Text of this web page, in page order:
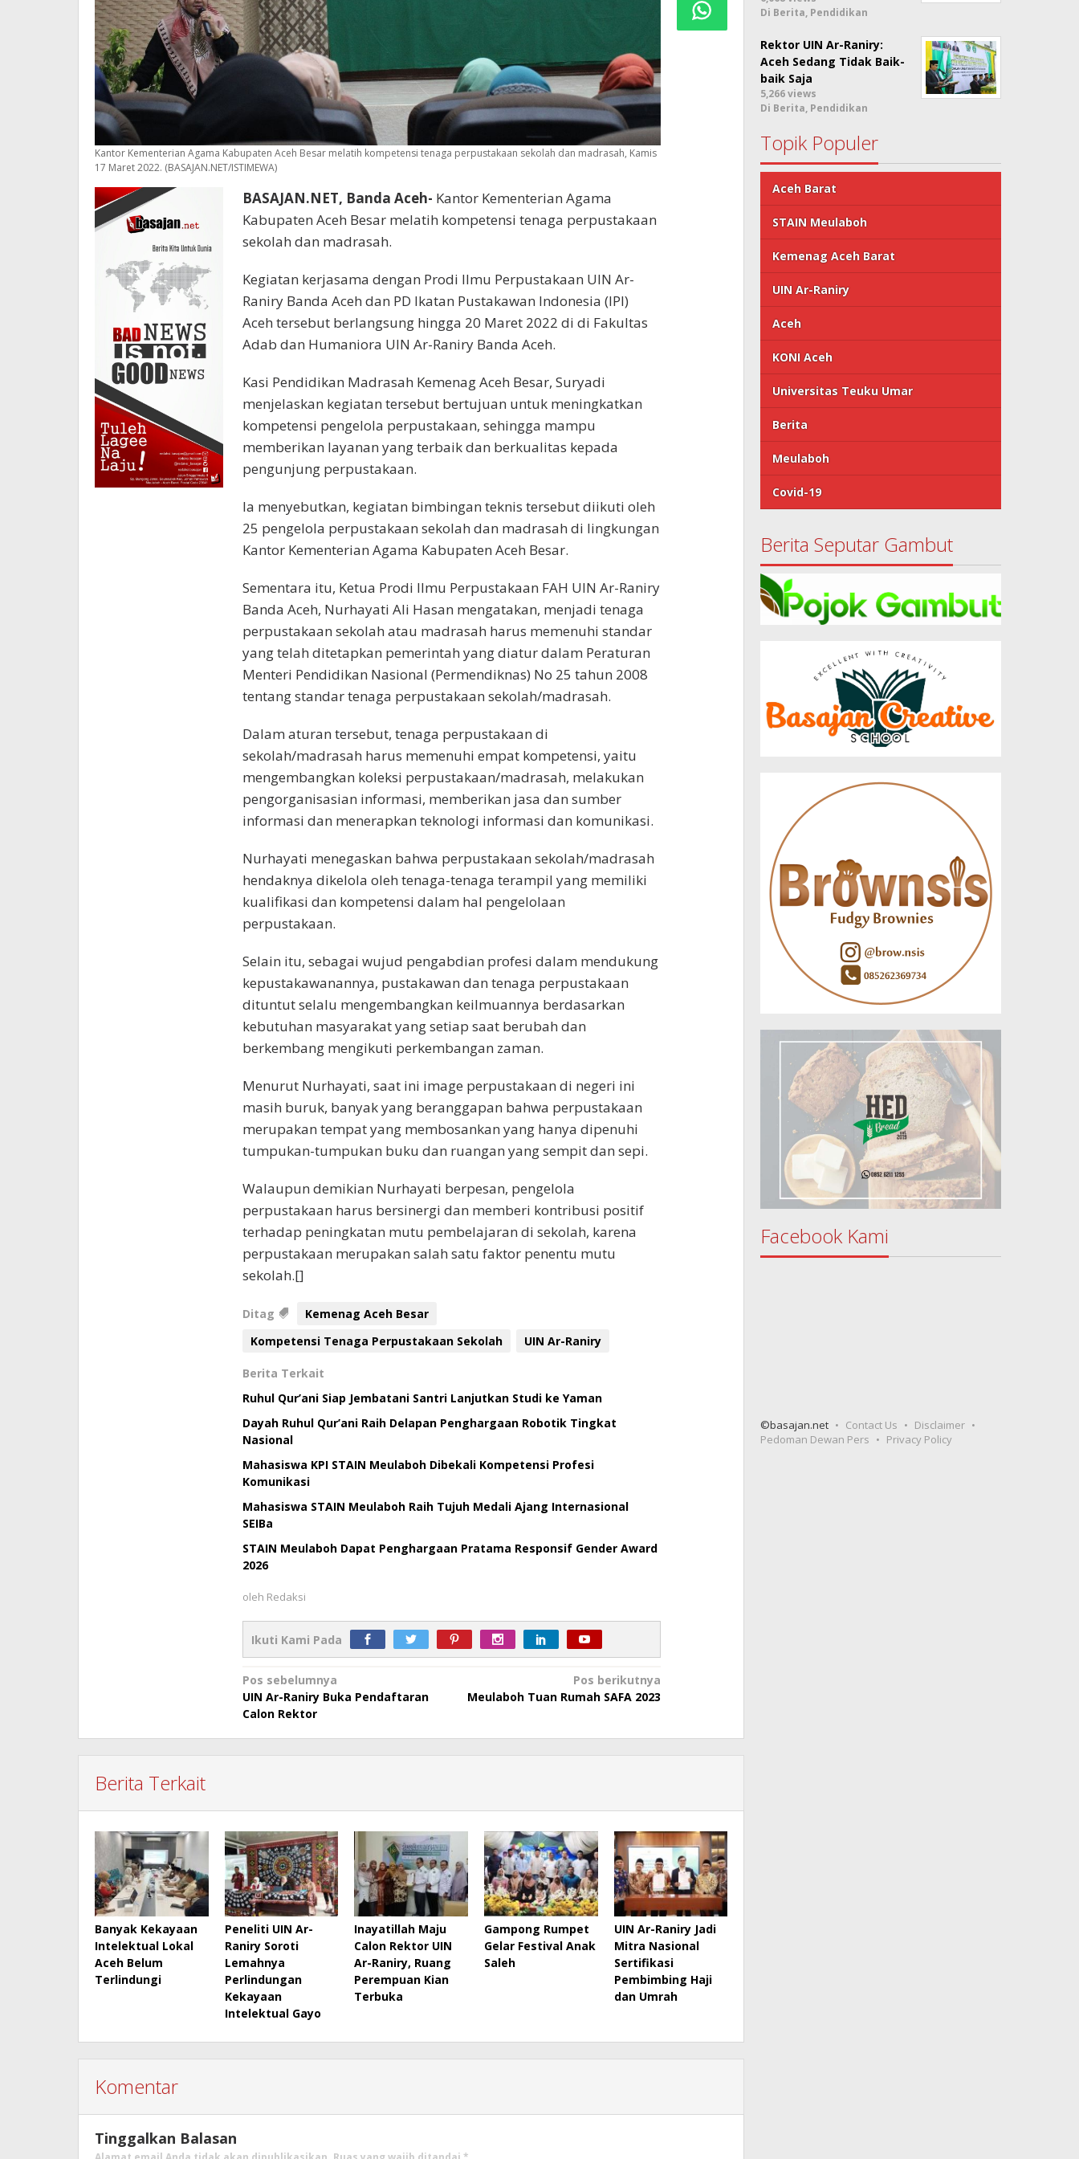
Kantor Kementerian Agama Kabupaten Aceh Besar melatih kompetensi tenaga perpustakaan sekolah dan madrasah, Kamis
17 Maret 2022. (BASAJAN.NET/ISTIMEWA)
BASAJAN.NET, Banda Aceh- Kantor Kementerian Agama
Kabupaten Aceh Besar melatih kompetensi tenaga perpustakaan
sekolah dan madrasah.
Kegiatan kerjasama dengan Prodi Ilmu Perpustakaan UIN Ar-
Raniry Banda Aceh dan PD Ikatan Pustakawan Indonesia (IPI)
Aceh tersebut berlangsung hingga 20 Maret 2022 di di Fakultas
Adab dan Humaniora UIN Ar-Raniry Banda Aceh.
Kasi Pendidikan Madrasah Kemenag Aceh Besar, Suryadi
menjelaskan kegiatan tersebut bertujuan untuk meningkatkan
kompetensi pengelola perpustakaan, sehingga mampu
memberikan layanan yang terbaik dan berkualitas kepada
pengunjung perpustakaan.
Ia menyebutkan, kegiatan bimbingan teknis tersebut diikuti oleh
25 pengelola perpustakaan sekolah dan madrasah di lingkungan
Kantor Kementerian Agama Kabupaten Aceh Besar.
Sementara itu, Ketua Prodi Ilmu Perpustakaan FAH UIN Ar-Raniry
Banda Aceh, Nurhayati Ali Hasan mengatakan, menjadi tenaga
perpustakaan sekolah atau madrasah harus memenuhi standar
yang telah ditetapkan pemerintah yang diatur dalam Peraturan
Menteri Pendidikan Nasional (Permendiknas) No 25 tahun 2008
tentang standar tenaga perpustakaan sekolah/madrasah.
Dalam aturan tersebut, tenaga perpustakaan di
sekolah/madrasah harus memenuhi empat kompetensi, yaitu
mengembangkan koleksi perpustakaan/madrasah, melakukan
pengorganisasian informasi, memberikan jasa dan sumber
informasi dan menerapkan teknologi informasi dan komunikasi.
Nurhayati menegaskan bahwa perpustakaan sekolah/madrasah
hendaknya dikelola oleh tenaga-tenaga terampil yang memiliki
kualifikasi dan kompetensi dalam hal pengelolaan
perpustakaan.
Selain itu, sebagai wujud pengabdian profesi dalam mendukung
kepustakawanannya, pustakawan dan tenaga perpustakaan
dituntut selalu mengembangkan keilmuannya berdasarkan
kebutuhan masyarakat yang setiap saat berubah dan
berkembang mengikuti perkembangan zaman.
Menurut Nurhayati, saat ini image perpustakaan di negeri ini
masih buruk, banyak yang beranggapan bahwa perpustakaan
merupakan tempat yang membosankan yang hanya dipenuhi
tumpukan-tumpukan buku dan ruangan yang sempit dan sepi.
Walaupun demikian Nurhayati berpesan, pengelola
perpustakaan harus bersinergi dan memberi kontribusi positif
terhadap peningkatan mutu pembelajaran di sekolah, karena
perpustakaan merupakan salah satu faktor penentu mutu
sekolah.[]
Ditag
Kemenag Aceh Besar
Kompetensi Tenaga Perpustakaan Sekolah
UIN Ar-Raniry
Berita Terkait
Ruhul Qur’ani Siap Jembatani Santri Lanjutkan Studi ke Yaman
Dayah Ruhul Qur’ani Raih Delapan Penghargaan Robotik Tingkat
Nasional
Mahasiswa KPI STAIN Meulaboh Dibekali Kompetensi Profesi
Komunikasi
Mahasiswa STAIN Meulaboh Raih Tujuh Medali Ajang Internasional
SEIBa
STAIN Meulaboh Dapat Penghargaan Pratama Responsif Gender Award
2026
oleh Redaksi
Ikuti Kami Pada
Navigasi
pos
Pos sebelumnya
UIN Ar-Raniry Buka Pendaftaran
Calon Rektor
Pos berikutnya
Meulaboh Tuan Rumah SAFA 2023
Berita Terkait
Banyak Kekayaan
Intelektual Lokal
Aceh Belum
Terlindungi
Peneliti UIN Ar-
Raniry Soroti
Lemahnya
Perlindungan
Kekayaan
Intelektual Gayo
Inayatillah Maju
Calon Rektor UIN
Ar-Raniry, Ruang
Perempuan Kian
Terbuka
Gampong Rumpet
Gelar Festival Anak
Saleh
UIN Ar-Raniry Jadi
Mitra Nasional
Sertifikasi
Pembimbing Haji
dan Umrah
Komentar
Tinggalkan Balasan
Di Berita, Pendidikan
Rektor UIN Ar-Raniry:
Aceh Sedang Tidak Baik-
baik Saja
5,266 views
Di Berita, Pendidikan
Topik Populer
Aceh Barat
STAIN Meulaboh
Kemenag Aceh Barat
UIN Ar-Raniry
Aceh
KONI Aceh
Universitas Teuku Umar
Berita
Meulaboh
Covid-19
Berita Seputar Gambut
Facebook Kami
©basajan.net Contact Us
Disclaimer
Pedoman Dewan Pers
Privacy Policy